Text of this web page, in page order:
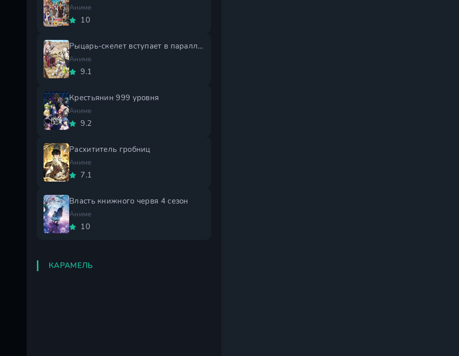
Аниме
10
Рыцарь-скелет вступает в параллельный мир 2 сезон
Аниме
9.1
Крестьянин 999 уровня
Аниме
9.2
Расхититель гробниц
Аниме
7.1
Власть книжного червя 4 сезон
Аниме
10
КАРАМЕЛЬ